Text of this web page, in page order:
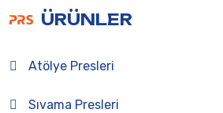
ÜRÜNLER
Atölye Presleri
Sıvama Presleri